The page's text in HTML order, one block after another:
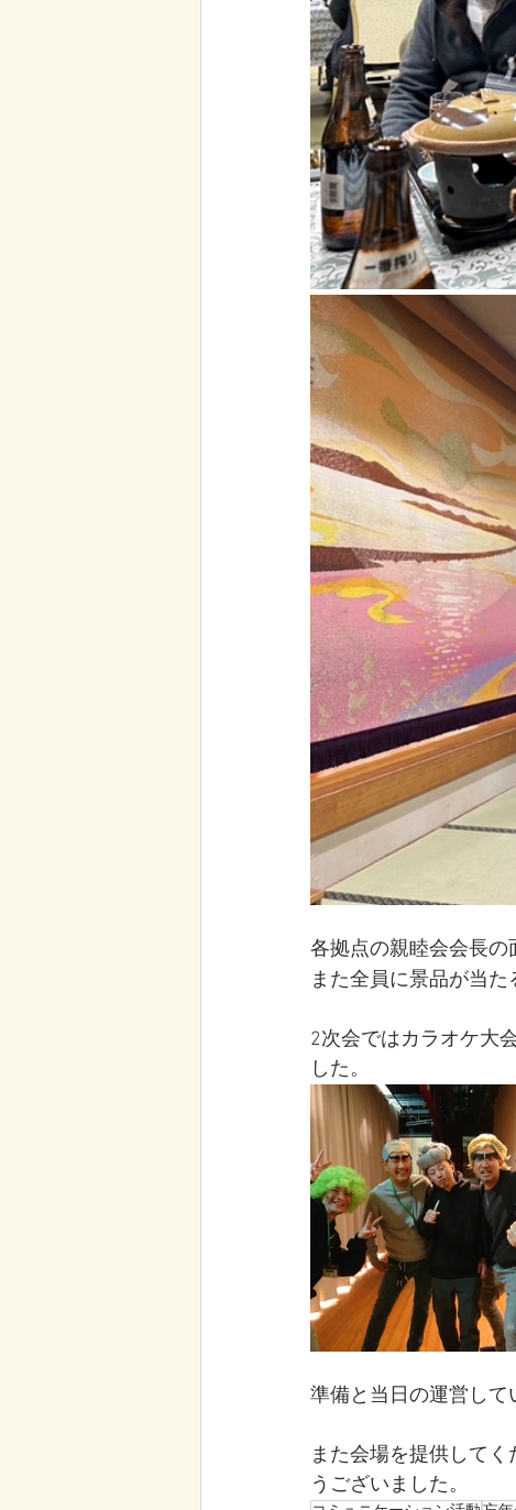
各拠点の親睦会会長の
また全員に景品が当た
2次会ではカラオケ大
した。
準備と当日の運営して
また会場を提供してく
うございました。